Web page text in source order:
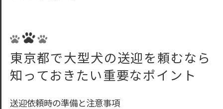
東京都で大型犬の送迎を頼むなら
知っておきたい重要なポイント
送迎依頼時の準備と注意事項